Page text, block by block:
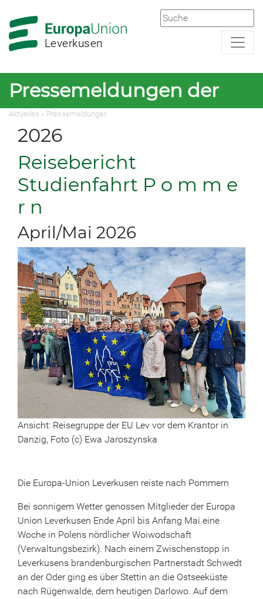
Hauptnavigation
Hauptbereich
Leverkusen
Pressemeldungen der
Europa-Union
Leverkusen
Aktuelles » Pressemeldungen
2026
Reisebericht
Studienfahrt P o m m e
r n
April/Mai 2026
Ansicht: Reisegruppe der EU Lev vor dem Krantor in
Danzig, Foto (c) Ewa Jaroszynska
Die Europa-Union Leverkusen reiste nach Pommern
Bei sonnigem Wetter genossen Mitglieder der Europa
Union Leverkusen Ende April bis Anfang Mai eine
Woche in Polens nördlicher Woiwodschaft
(Verwaltungsbezirk). Nach einem Zwischenstopp in
Leverkusens brandenburgischen Partnerstadt Schwedt
an der Oder ging es über Stettin an die Ostseeküste
nach Rügenwalde, dem heutigen Darlowo. Auf dem